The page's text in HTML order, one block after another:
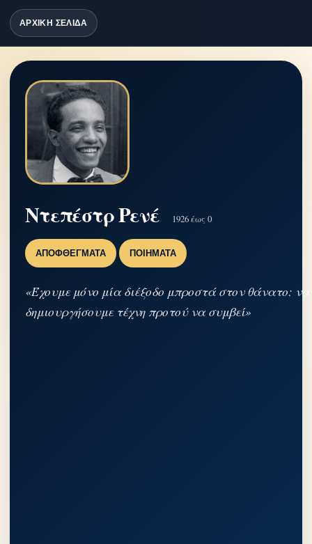
ΑΡΧΙΚΗ ΣΕΛΙΔΑ
Ντεπέστρ Ρενέ 1926 έως 0
ΑΠΟΦΘΈΓΜΑΤΑ ΠΟΙΉΜΑΤΑ
«Έχουμε μόνο μία διέξοδο μπροστά στον θάνατο: να
δημιουργήσουμε τέχνη προτού να συμβεί»